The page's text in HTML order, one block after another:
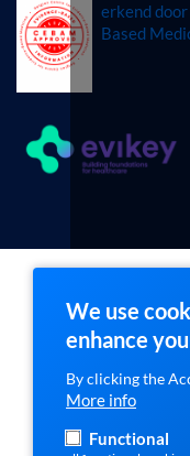
erkend
Based
We use
enhance
By clicking the
More info
Functional